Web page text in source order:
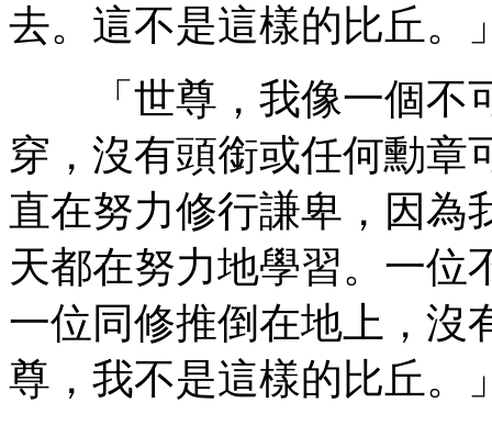
去。這不是這樣的比丘。
「世尊，我像一個不
穿，沒有頭銜或任何勳章
直在努力修行謙卑，因為
天都在努力地學習。一位
一位同修推倒在地上，沒
尊，我不是這樣的比丘。